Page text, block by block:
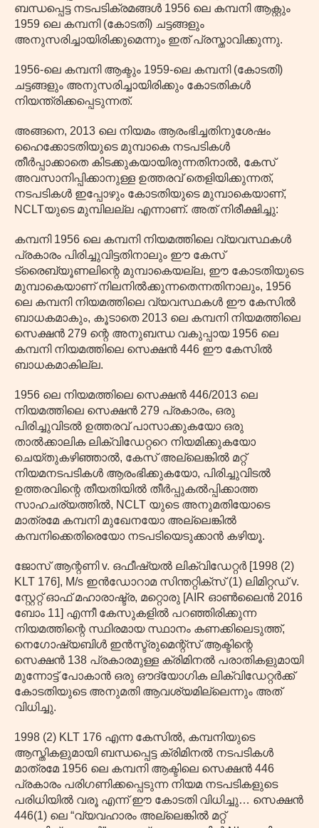
ബന്ധപ്പെട്ട നടപടിക്രമങ്ങൾ 1956 ലെ കമ്പനി ആക്റ്റും
1959 ലെ കമ്പനി (കോടതി) ചട്ടങ്ങളും
അനുസരിച്ചായിരിക്കുമെന്നും ഇത് പ്രസ്താവിക്കുന്നു.
1956-ലെ കമ്പനി ആക്ടും 1959-ലെ കമ്പനി (കോടതി)
ചട്ടങ്ങളും അനുസരിച്ചായിരിക്കും കോടതികൾ
നിയന്ത്രിക്കപ്പെടുന്നത്.
അങ്ങനെ, 2013 ലെ നിയമം ആരംഭിച്ചതിനുശേഷം
ഹൈക്കോടതിയുടെ മുമ്പാകെ നടപടികൾ
തീർപ്പാക്കാതെ കിടക്കുകയായിരുന്നതിനാൽ, കേസ്
അവസാനിപ്പിക്കാനുള്ള ഉത്തരവ് തെളിയിക്കുന്നത്,
നടപടികൾ ഇപ്പോഴും കോടതിയുടെ മുമ്പാകെയാണ്,
NCLTയുടെ മുമ്പിലല്ല എന്നാണ്. അത് നിരീക്ഷിച്ചു:
കമ്പനി 1956 ലെ കമ്പനി നിയമത്തിലെ വ്യവസ്ഥകൾ
പ്രകാരം പിരിച്ചുവിട്ടതിനാലും ഈ കേസ്
ട്രൈബ്യൂണലിന്റെ മുമ്പാകെയല്ല, ഈ കോടതിയുടെ
മുമ്പാകെയാണ് നിലനിൽക്കുന്നതെന്നതിനാലും, 1956
ലെ കമ്പനി നിയമത്തിലെ വ്യവസ്ഥകൾ ഈ കേസിൽ
ബാധകമാകും, കൂടാതെ 2013 ലെ കമ്പനി നിയമത്തിലെ
സെക്ഷൻ 279 ന്റെ അനുബന്ധ വകുപ്പായ 1956 ലെ
കമ്പനി നിയമത്തിലെ സെക്ഷൻ 446 ഈ കേസിൽ
ബാധകമാകില്ല.
1956 ലെ നിയമത്തിലെ സെക്ഷൻ 446/2013 ലെ
നിയമത്തിലെ സെക്ഷൻ 279 പ്രകാരം, ഒരു
പിരിച്ചുവിടൽ ഉത്തരവ് പാസാക്കുകയോ ഒരു
താൽക്കാലിക ലിക്വിഡേറ്ററെ നിയമിക്കുകയോ
ചെയ്തുകഴിഞ്ഞാൽ, കേസ് അല്ലെങ്കിൽ മറ്റ്
നിയമനടപടികൾ ആരംഭിക്കുകയോ, പിരിച്ചുവിടൽ
ഉത്തരവിന്റെ തീയതിയിൽ തീർപ്പുകൽപ്പിക്കാത്ത
സാഹചര്യത്തിൽ, NCLT യുടെ അനുമതിയോടെ
മാത്രമേ കമ്പനി മുഖേനയോ അല്ലെങ്കിൽ
കമ്പനിക്കെതിരെയോ നടപടിയെടുക്കാൻ കഴിയൂ.
ജോസ് ആന്റണി v. ഒഫീഷ്യൽ ലിക്വിഡേറ്റർ [1998 (2)
KLT 176], M/s ഇൻഡോറാമ സിന്തറ്റിക്സ് (1) ലിമിറ്റഡ് v.
സ്റ്റേറ്റ് ഓഫ് മഹാരാഷ്ട്ര, മറ്റൊരു [AIR ഓൺലൈൻ 2016
ബോം 11] എന്നീ കേസുകളിൽ പറഞ്ഞിരിക്കുന്ന
നിയമത്തിന്റെ സ്ഥിരമായ സ്ഥാനം കണക്കിലെടുത്ത്,
നെഗോഷ്യബിൾ ഇൻസ്ട്രുമെന്റ്സ് ആക്ടിന്റെ
സെക്ഷൻ 138 പ്രകാരമുള്ള ക്രിമിനൽ പരാതികളുമായി
മുന്നോട്ട് പോകാൻ ഒരു ഔദ്യോഗിക ലിക്വിഡേറ്റർക്ക്
കോടതിയുടെ അനുമതി ആവശ്യമില്ലെന്നും അത്
വിധിച്ചു.
1998 (2) KLT 176 എന്ന കേസിൽ, കമ്പനിയുടെ
ആസ്തികളുമായി ബന്ധപ്പെട്ട ക്രിമിനൽ നടപടികൾ
മാത്രമേ 1956 ലെ കമ്പനി ആക്ടിലെ സെക്ഷൻ 446
പ്രകാരം പരിഗണിക്കപ്പെടുന്ന നിയമ നടപടികളുടെ
പരിധിയിൽ വരൂ എന്ന് ഈ കോടതി വിധിച്ചു… സെക്ഷൻ
446(1) ലെ “വ്യവഹാരം അല്ലെങ്കിൽ മറ്റ്